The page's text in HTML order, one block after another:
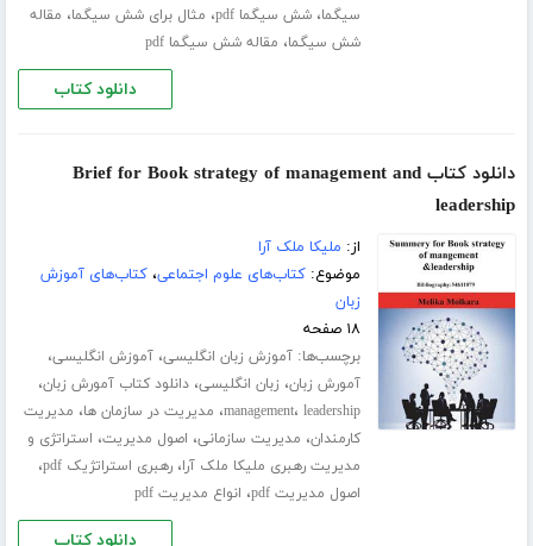
سیگما،شش سیگما pdf ، مثال برای شش سیگما، مقاله
شش سیگما، مقاله شش سیگما pdf
دانلود کتاب
دانلود کتاب Brief for Book strategy of management and
leadership
از: ملیکا ملک آرا
موضوع:کتاب‌های علوم اجتماعی،کتاب‌های آموزش
زبان
۱۸ صفحه
برچسب‌ها:آموزش زبان انگلیسی،آموزش انگلیسی،
آمورش زبان، زبان انگلیسی،دانلود کتاب آمورش زبان،
management، leadership ، مدیریت در سازمان ها، مدیریت
کارمندان، مدیریت سازمانی، اصول مدیریت، استراتژی و
مدیریت رهبری ملیکا ملک آرا،رهبری استراتژیک pdf ،
اصول مدیریت pdf ، انواع مدیریت pdf
دانلود کتاب